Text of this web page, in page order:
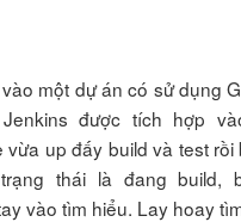
một dự án có sử dụng
được tích hợp
up đấy build và test
thái là đang build,
vào tìm hiểu. Lay hoay